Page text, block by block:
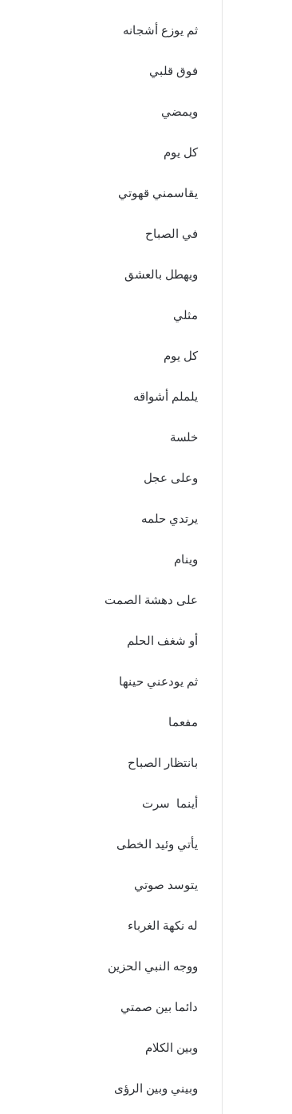
و
ثم يوزع أشجانه
فوق قلبي
ويمضي
كل يوم
يقاسمني قهوتي
في الصباح
ويهطل بالعشق
مثلي
كل يوم
يلملم أشواقه
خلسة
وعلى عجل
يرتدي حلمه
وينام
على دهشة الصمت
أو شغف الحلم
ثم يودعني حينها
مفعما
بانتظار الصباح
أينما سرت
يأتي وئيد الخطى
يتوسد صوتي
له نكهة الغرباء
ووجه النبي الحزين
دائما بين صمتي
وبين الكلام
وبيني وبين الرؤى